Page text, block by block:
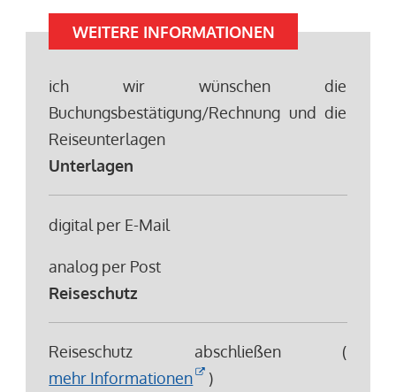
WEITERE INFORMATIONEN
ich wir wünschen die
Buchungsbestätigung/Rechnung und die
Reiseunterlagen
Unterlagen
digital per E-Mail
analog per Post
Reiseschutz
Reiseschutz abschließen (
mehr Informationen
)